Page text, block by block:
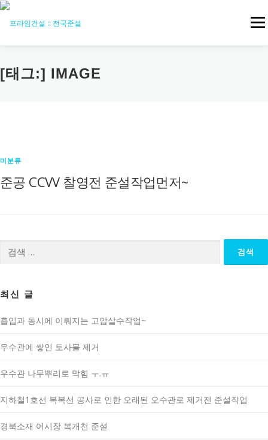
내
가
메뉴
회사소개 기술현황
[태그:] IMAGE
미분류
준공 CCVV 찰영전 준설작업먼저~
최신 글
흡입과 동시에 이뤄지는 고압살수작업~
우수관에 쌓인 토사물 제거
우수관 나무뿌리로 막힘 ㅜ.ㅠ
지하철1호선 복복선 공사로 인한 오래된 오수관로 제거전 준설작업
경북소재 어시장 복개천 준설